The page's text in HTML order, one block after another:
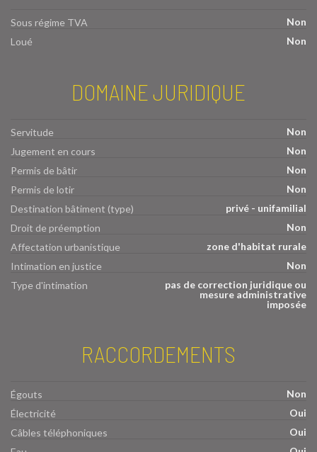
Sous régime TVA
Non
Loué
Non
DOMAINE JURIDIQUE
Servitude
Non
Jugement en cours
Non
Permis de bâtir
Non
Permis de lotir
Non
Destination bâtiment (type)
privé - unifamilial
Droit de préemption
Non
Affectation urbanistique
zone d'habitat rurale
Intimation en justice
Non
Type d'intimation
pas de correction juridique ou
mesure administrative
imposée
RACCORDEMENTS
Égouts
Non
Électricité
Oui
Câbles téléphoniques
Oui